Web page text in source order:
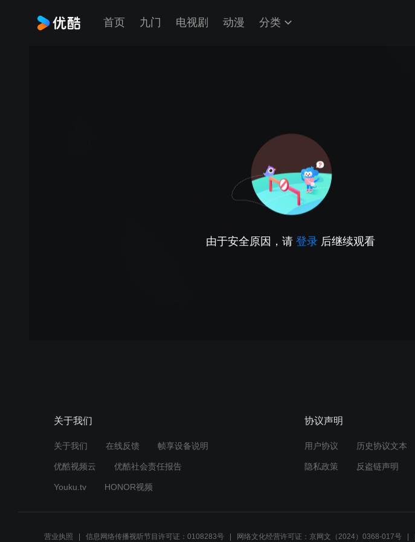
首页 九门 电视剧 动漫 分类
由于安全原因，请 登录 后继续观看
关于我们
关于我们 在线反馈 帧享设备说明
优酷视频云 优酷社会责任报告
Youku.tv HONOR视频
协议声明
用户协议 历史协议文本
隐私政策 反盗链声明
营业执照 信息网络传播视听节目许可证：0108283号 网络文化经营许可证：京网文（2024）0368-017号